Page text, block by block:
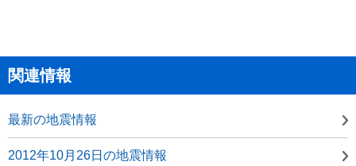
関連情報
最新の地震情報
2012年10月26日の地震情報